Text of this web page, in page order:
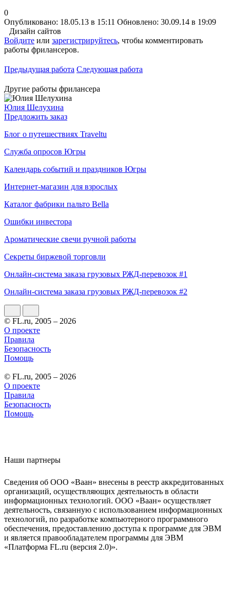
0
Опубликовано: 18.05.13 в 15:11 Обновлено: 30.09.14 в 19:09
Дизайн сайтов
Войдите или зарегистрируйтесь, чтобы комментировать
работы фрилансеров.
Предыдущая работа Следующая работа
Другие работы фрилансера
Юлия Шелухина
Предложить заказ
Блог о путешествиях Traveltu
Служба опросов Югры
Календарь событий и праздников Югры
Интернет-магазин для взрослых
Каталог фабрики пальто Bella
Ошибки инвестора
Ароматические свечи ручной работы
Секреты биржевой торговли
Онлайн-система заказа грузовых РЖД-перевозок #1
Онлайн-система заказа грузовых РЖД-перевозок #2
© FL.ru, 2005 – 2026
О проекте
Правила
Безопасность
Помощь
© FL.ru, 2005 – 2026
О проекте
Правила
Безопасность
Помощь
Наши партнеры
Сведения об ООО «Ваан» внесены в реестр аккредитованных
организаций, осуществляющих деятельность в области
информационных технологий. ООО «Ваан» осуществляет
деятельность, связанную с использованием информационных
технологий, по разработке компьютерного программного
обеспечения, предоставлению доступа к программе для ЭВМ
и является правообладателем программы для ЭВМ
«Платформа FL.ru (версия 2.0)».